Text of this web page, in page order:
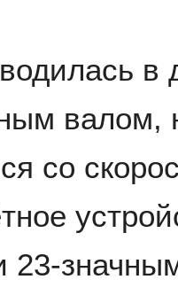
в
валом,
со
23-